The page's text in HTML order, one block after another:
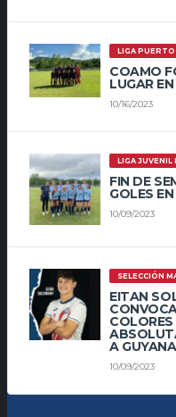
LIGA PUERTO
COAMO
LUGAR
10/16/2023
LIGA JUVENIL
FIN DE
GOLES
10/09/2023
SELECCIÓN
EITAN
A GUYANA
10/09/2023